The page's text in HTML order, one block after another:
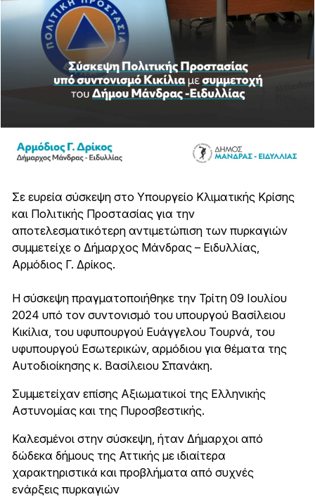
Σε ευρεία σύσκεψη στο Υπουργείο Κλιματικής Κρίσης
και Πολιτικής Προστασίας για την
αποτελεσματικότερη αντιμετώπιση των πυρκαγιών
συμμετείχε ο Δήμαρχος Μάνδρας – Ειδυλλίας,
Αρμόδιος Γ. Δρίκος.
Η σύσκεψη πραγματοποιήθηκε την Τρίτη 09 Ιουλίου
2024 υπό τον συντονισμό του υπουργού Βασίλειου
Κικίλια, του υφυπουργού Ευάγγελου Τουρνά, του
υφυπουργού Εσωτερικών, αρμόδιου για θέματα της
Αυτοδιοίκησης κ. Βασίλειου Σπανάκη.
Συμμετείχαν επίσης Αξιωματικοί της Ελληνικής
Αστυνομίας και της Πυροσβεστικής.
Καλεσμένοι στην σύσκεψη, ήταν Δήμαρχοι από
δώδεκα δήμους της Αττικής με ιδιαίτερα
χαρακτηριστικά και προβλήματα από συχνές
ενάρξεις πυρκαγιών